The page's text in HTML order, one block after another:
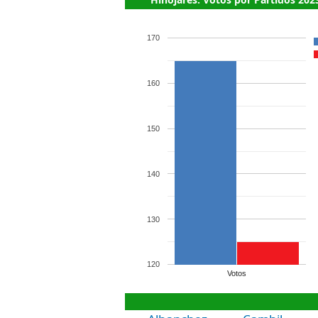
Votos
120
130
140
150
160
170